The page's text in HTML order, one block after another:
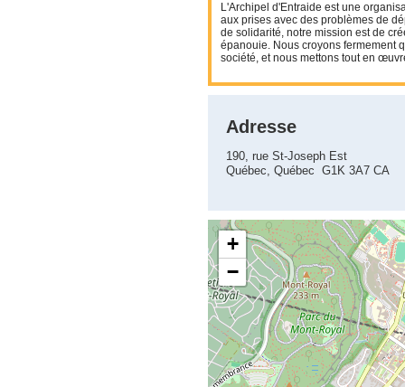
L'Archipel d'Entraide est une
aux prises avec des problèmes de
de solidarité, notre mission est de
épanouie. Nous croyons fermement
société, et nous mettons tout en
Adresse
190, rue St-Joseph Est
Québec, Québec G1K 3A7 CA
+
−